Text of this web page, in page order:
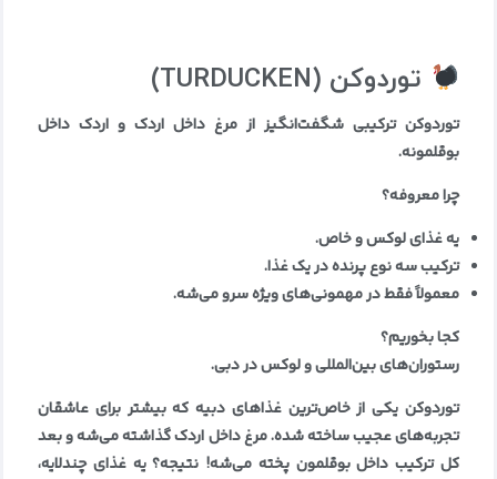
توردوکن (TURDUCKEN)
توردوکن ترکیبی شگفت‌انگیز از مرغ داخل اردک و اردک داخل
بوقلمونه.
چرا معروفه؟
یه غذای لوکس و خاص.
ترکیب سه نوع پرنده در یک غذا.
معمولاً فقط در مهمونی‌های ویژه سرو می‌شه.
کجا بخوریم؟
رستوران‌های بین‌المللی و لوکس در دبی.
توردوکن یکی از خاص‌ترین غذاهای دبیه که بیشتر برای عاشقان
تجربه‌های عجیب ساخته شده. مرغ داخل اردک گذاشته می‌شه و بعد
کل ترکیب داخل بوقلمون پخته می‌شه! نتیجه؟ یه غذای چندلایه،